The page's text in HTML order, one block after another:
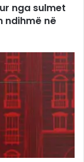
nga sulmet
ndihmë në